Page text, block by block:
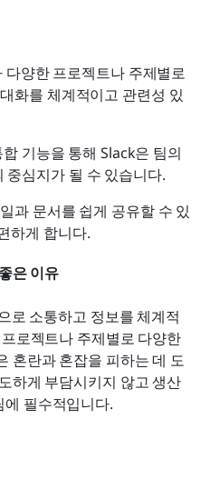
양한 프로젝트나 주제별로
화를 체계적이고 관련성 있
기능을 통해 Slack은 팀의
중심지가 될 수 있습니다.
과 문서를 쉽게 공유할 수 있
하게 합니다.
은 이유
로 소통하고 정보를 체계적
로젝트나 주제별로 다양한
혼란과 혼잡을 피하는 데 도
하게 부담시키지 않고 생산
필수적입니다.